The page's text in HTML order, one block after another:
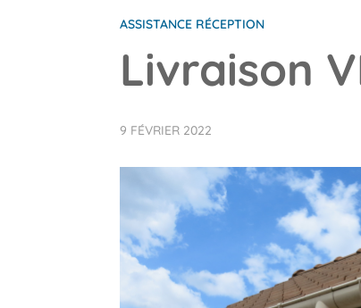
ASSISTANCE RÉCEPTION
Livraison
9 FÉVRIER 2022